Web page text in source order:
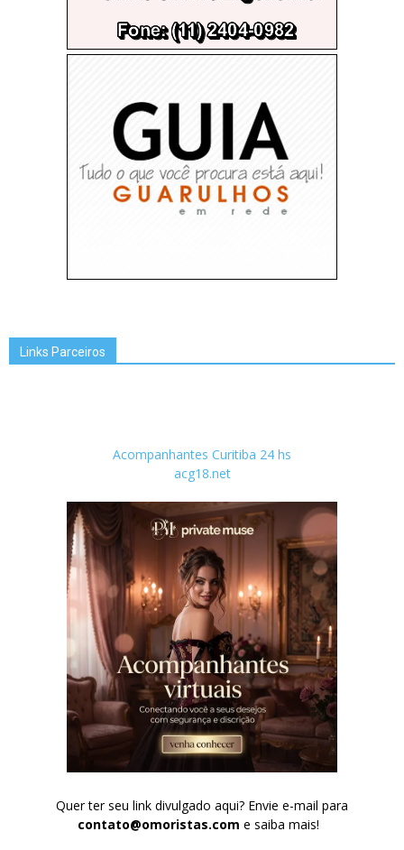
Links Parceiros
Acompanhantes Curitiba 24 hs
acg18.net
Quer ter seu link divulgado aqui? Envie e-mail para
contato@omoristas.com e saiba mais!